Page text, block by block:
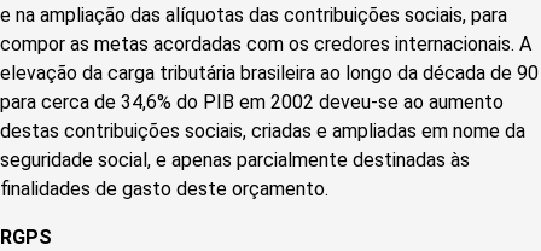
e na ampliação das alíquotas das contribuições sociais, para
compor as metas acordadas com os credores internacionais. A
elevação da carga tributária brasileira ao longo da década de 90
para cerca de 34,6% do PIB em 2002 deveu-se ao aumento
destas contribuições sociais, criadas e ampliadas em nome da
seguridade social, e apenas parcialmente destinadas às
finalidades de gasto deste orçamento.
RGPS